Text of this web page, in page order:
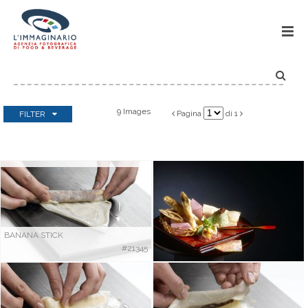
IMMA 

FILTER 9 Images  Pagina di 1 
Categorie
Select all|none
Antipasti
Bevande
Finger food
In forma
Infornati
BANANA STICK
#21345